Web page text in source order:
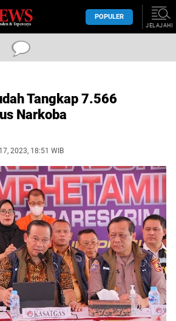
POPULER
JELAJAHI
Tangkap 7.566
Narkoba
2023, 18:51 WIB